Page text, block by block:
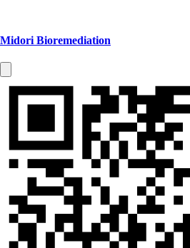
Midori Bioremediation